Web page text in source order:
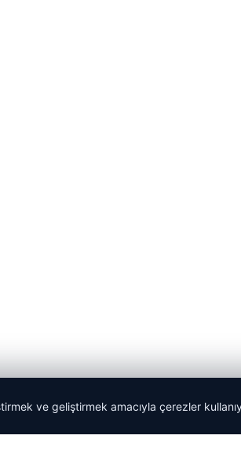
ve geliştirmek amacıyla çerezler